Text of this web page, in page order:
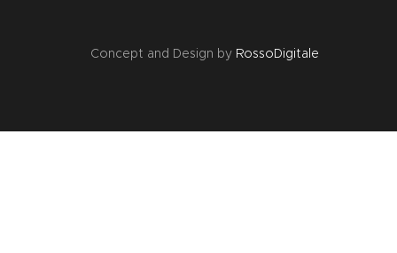
Concept and Design by RossoDigitale